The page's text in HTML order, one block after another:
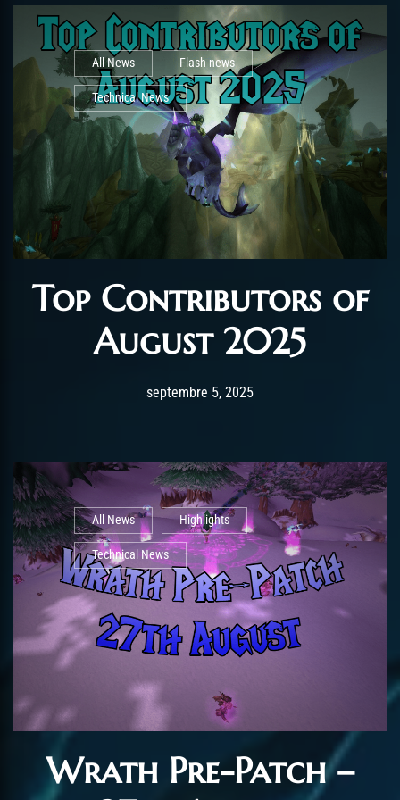
All News Flash news
Technical News
Top Contributors of
August 2025
Post has published by
septembre 5, 2025septembre 5, 2025
All News Highlights
Technical News
Wrath Pre-Patch –